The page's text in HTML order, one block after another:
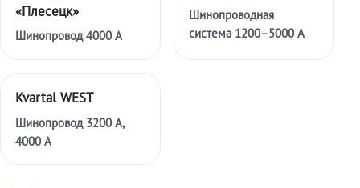
«Плесецк»
Шинопровод 4000 А
Шинопроводная
система 1200–5000 А
Kvartal WEST
Шинопровод 3200 А,
4000 А